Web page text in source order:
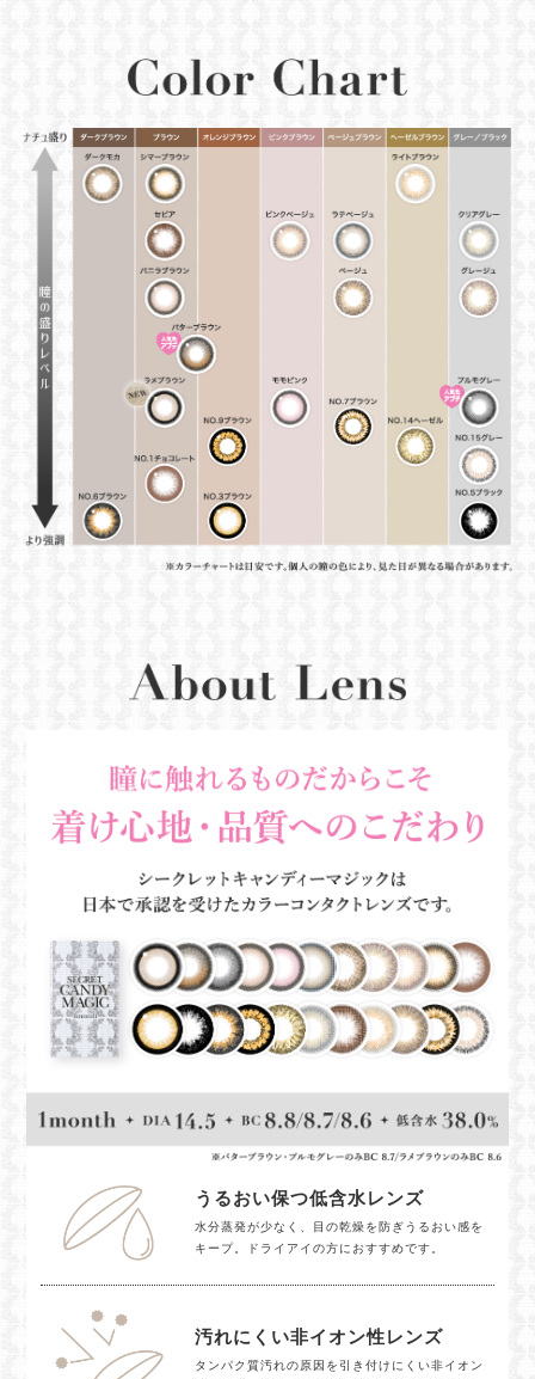
うるおい保つ低含水レンズ
水分蒸発が少なく、目の乾燥を防ぎうるおい感を
キープ。ドライアイの方におすすめです。
汚れにくい非イオン性レンズ
タンパク質汚れの原因を引き付けにくい非イオン